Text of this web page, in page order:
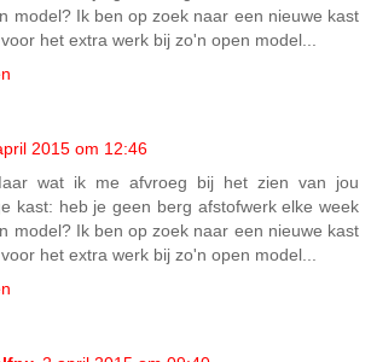
model? Ik ben op zoek naar een nieuwe kast
het extra werk bij zo'n open model...
2015 om 12:46
wat ik me afvroeg bij het zien van jou
kast: heb je geen berg afstofwerk elke week
model? Ik ben op zoek naar een nieuwe kast
het extra werk bij zo'n open model...